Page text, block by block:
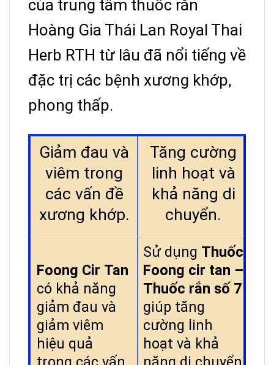
của trung tâm thuốc rắn
Hoàng Gia Thái Lan Royal Thai
Herb RTH từ lâu đã nổi tiếng về
đặc trị các bệnh xương khớp,
phong thấp.
Giảm đau và
viêm trong
các vấn đề
xương khớp.
Tăng cường
linh hoạt và
khả năng di
chuyển.
Foong Cir Tan
có khả năng
giảm đau và
giảm viêm
hiệu quả
Sử dụng Thuốc
Foong cir tan –
Thuốc rắn số 7
giúp tăng
cường linh
hoạt và khả